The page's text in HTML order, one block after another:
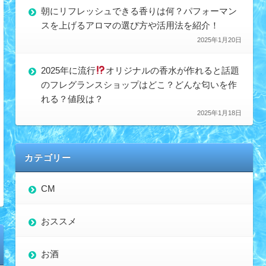
朝にリフレッシュできる香りは何？パフォーマン
スを上げるアロマの選び方や活用法を紹介！
2025年1月20日
2025年に流行
オリジナルの香水が作れると話題
のフレグランスショップはどこ？どんな匂いを作
れる？値段は？
2025年1月18日
カテゴリー
CM
おススメ
お酒